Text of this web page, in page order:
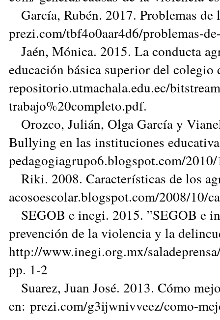
García, Rubén. 2017. Problemas de
prezi.com/tbf4o0aar4d6/problemas-
Jaén, Mónica. 2015. La conducta
educación básica superior del
repositorio.utmachala.edu.ec/
trabajo%20completo.pdf.
Orozco, Julián, Olga García y
Bullying en las instituciones
pedagogiagrupo6.blogspot.com/
Riki. 2008. Características de los
acosoescolar.blogspot.com/2008/10/
SEGOB e inegi. 2015. ”SEGOB e
prevención de la violencia y la
http://www.inegi.org.mx/
pp. 1-2
Suarez, Juan José. 2013. Cómo
en: prezi.com/g3ijwnivveez/como-